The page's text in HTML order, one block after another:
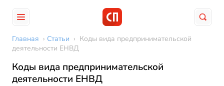
Главная › Статьи › Коды вида предпринимательской
деятельности ЕНВД
Коды вида предпринимательской
деятельности ЕНВД